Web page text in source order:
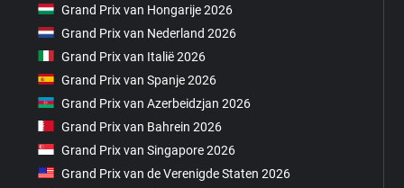
Grand Prix van Hongarije 2026
Grand Prix van Nederland 2026
Grand Prix van Italië 2026
Grand Prix van Spanje 2026
Grand Prix van Azerbeidzjan 2026
Grand Prix van Bahrein 2026
Grand Prix van Singapore 2026
Grand Prix van de Verenigde Staten 2026